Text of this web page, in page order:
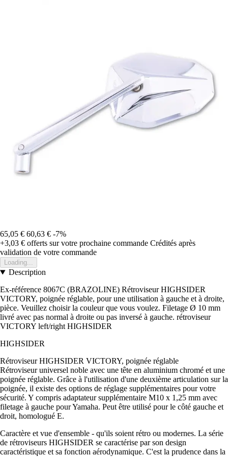
65,05 € 60,63 € -7%
+3,03 € offerts sur votre prochaine commande Crédités après
validation de votre commande
Loading...
Description
Ex-référence 8067C (BRAZOLINE) Rétroviseur HIGHSIDER
VICTORY, poignée réglable, pour une utilisation à gauche et à droite,
pièce. Veuillez choisir la couleur que vous voulez. Filetage Ø 10 mm
livré avec pas normal à droite ou pas inversé à gauche. rétroviseur
VICTORY left/right HIGHSIDER
HIGHSIDER
Rétroviseur HIGHSIDER VICTORY, poignée réglable
Rétroviseur universel noble avec une tête en aluminium chromé et une
poignée réglable. Grâce à l'utilisation d'une deuxième articulation sur la
poignée, il existe des options de réglage supplémentaires pour votre
sécurité. Y compris adaptateur supplémentaire M10 x 1,25 mm avec
filetage à gauche pour Yamaha. Peut être utilisé pour le côté gauche et
droit, homologué E.
Caractère et vue d'ensemble - qu'ils soient rétro ou modernes. La série
de rétroviseurs HIGHSIDER se caractérise par son design
caractéristique et sa fonction aérodynamique. C'est la prudence dans la